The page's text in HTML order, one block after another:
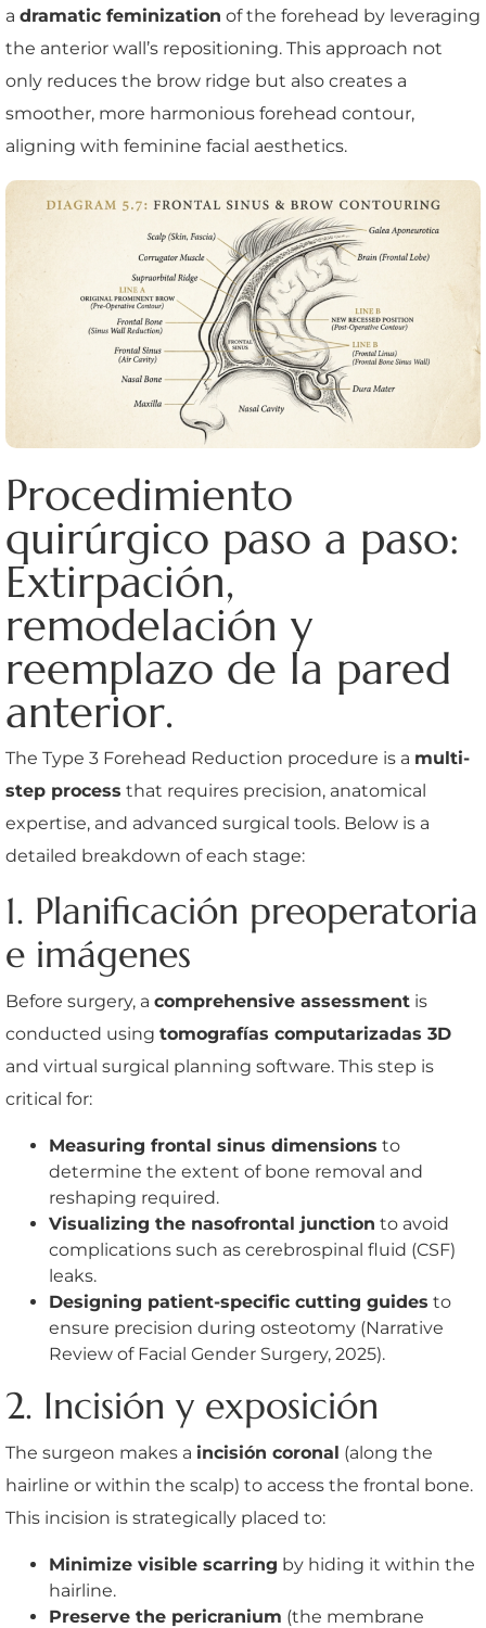
a dramatic feminization of the forehead by leveraging
the anterior wall’s repositioning. This approach not
only reduces the brow ridge but also creates a
smoother, more harmonious forehead contour,
aligning with feminine facial aesthetics.
Procedimiento
quirúrgico paso a paso:
Extirpación,
remodelación y
reemplazo de la pared
anterior.
The Type 3 Forehead Reduction procedure is a multi-
step process that requires precision, anatomical
expertise, and advanced surgical tools. Below is a
detailed breakdown of each stage:
1. Planificación preoperatoria
e imágenes
Before surgery, a comprehensive assessment is
conducted using tomografías computarizadas 3D
and virtual surgical planning software. This step is
critical for:
Measuring frontal sinus dimensions to
determine the extent of bone removal and
reshaping required.
Visualizing the nasofrontal junction to avoid
complications such as cerebrospinal fluid (CSF)
leaks.
Designing patient-specific cutting guides to
ensure precision during osteotomy (Narrative
Review of Facial Gender Surgery, 2025).
2. Incisión y exposición
The surgeon makes a incisión coronal (along the
hairline or within the scalp) to access the frontal bone.
This incision is strategically placed to:
Minimize visible scarring by hiding it within the
hairline.
Preserve the pericranium (the membrane